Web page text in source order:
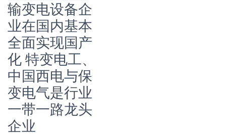
输变电设备企
业在国内基本
全面实现国产
化 特变电工、
中国西电与保
变电气是行业
一带一路龙头
企业